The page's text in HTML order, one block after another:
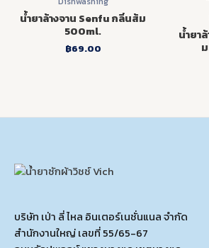
น้ำยาล้างจาน Senfu กลิ่นส้ม
500ml.
฿69.00
น้ำยา
บริษัท เป่า ลี่ ไหล อินเตอร์เนชั่นแนล จำกัด
สำนักงานใหญ่ เลขที่ 55/65-67